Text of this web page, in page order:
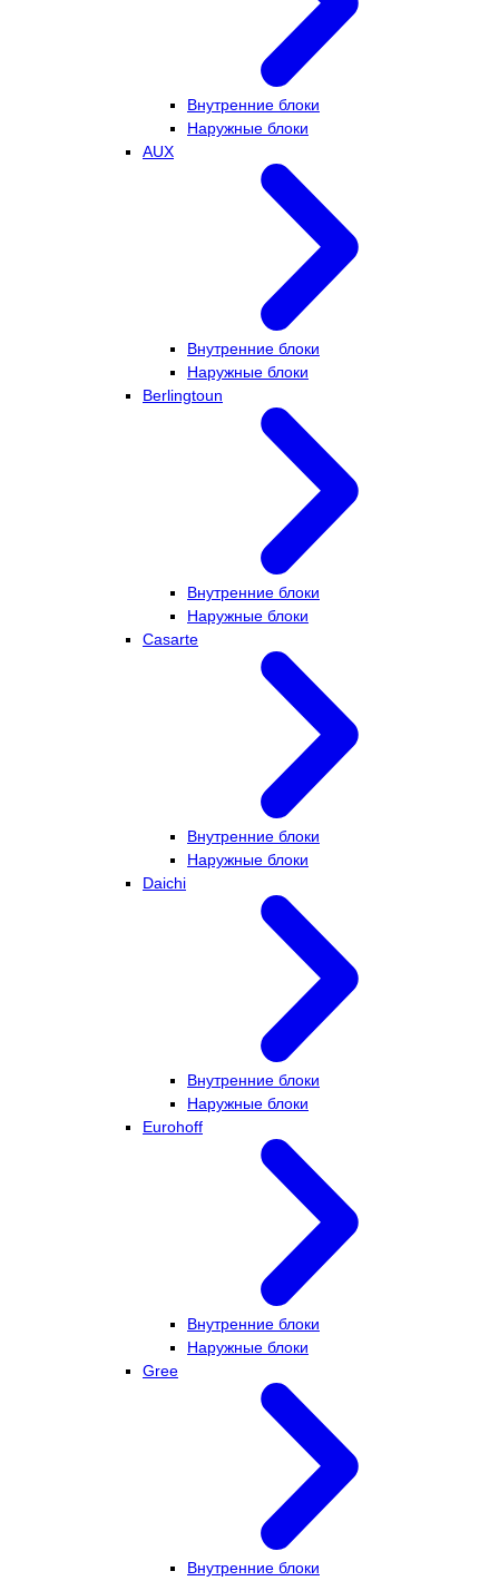
Внутренние блоки
Наружные блоки
AUX
Внутренние блоки
Наружные блоки
Berlingtoun
Внутренние блоки
Наружные блоки
Casarte
Внутренние блоки
Наружные блоки
Daichi
Внутренние блоки
Наружные блоки
Eurohoff
Внутренние блоки
Наружные блоки
Gree
Внутренние блоки